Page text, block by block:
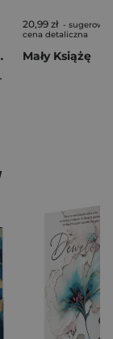
dawnej Japonii
20,99 zł -
cena detaliczna
Mały Książę